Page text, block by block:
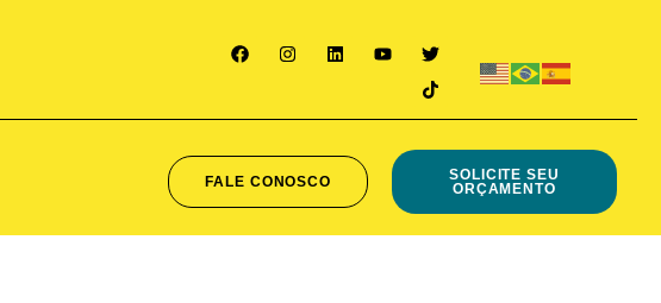
FALE CONOSCO
SOLICITE SEU
ORÇAMENTO